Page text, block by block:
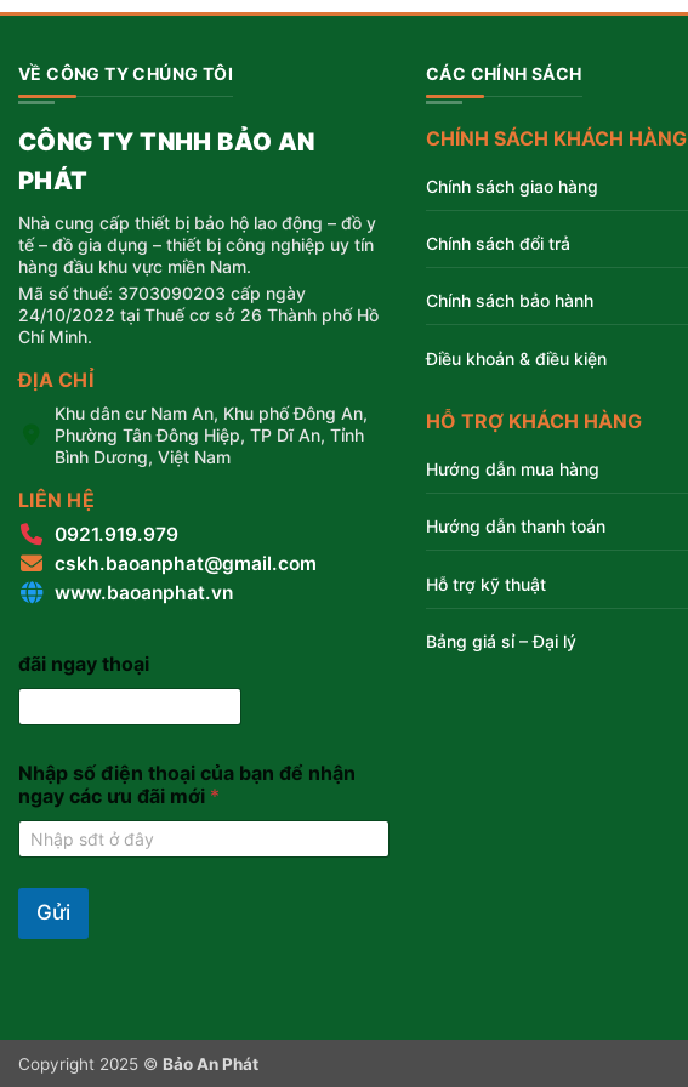
VỀ CÔNG TY CHÚNG TÔI
CÔNG TY TNHH BẢO AN
PHÁT
Nhà cung cấp thiết bị bảo hộ lao động – đồ y
tế – đồ gia dụng – thiết bị công nghiệp uy tín
hàng đầu khu vực miền Nam.
Mã số thuế: 3703090203 cấp ngày
24/10/2022 tại Thuế cơ sở 26 Thành phố Hồ
Chí Minh.
ĐỊA CHỈ
Khu dân cư Nam An, Khu phố Đông An,
Phường Tân Đông Hiệp, TP Dĩ An, Tỉnh
Bình Dương, Việt Nam
LIÊN HỆ
0921.919.979
cskh.baoanphat@gmail.com
www.baoanphat.vn
đãi ngay thoại
Nhập số điện thoại của bạn để nhận
ngay các ưu đãi mới *
Gửi
CÁC CHÍNH SÁCH
CHÍNH SÁCH KHÁCH HÀNG
Chính sách giao hàng
Chính sách đổi trả
Chính sách bảo hành
Điều khoản & điều kiện
HỖ TRỢ KHÁCH HÀNG
Hướng dẫn mua hàng
Hướng dẫn thanh toán
Hỗ trợ kỹ thuật
Bảng giá sỉ – Đại lý
Copyright 2025 © Bảo An Phát